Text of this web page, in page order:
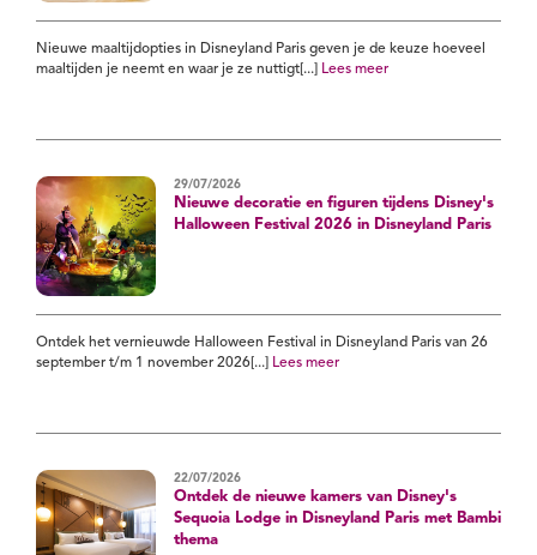
Nieuwe maaltijdopties in Disneyland Paris geven je de keuze hoeveel
maaltijden je neemt en waar je ze nuttigt[...]
Lees meer
29/07/2026
Nieuwe decoratie en figuren tijdens Disney's
Halloween Festival 2026 in Disneyland Paris
Ontdek het vernieuwde Halloween Festival in Disneyland Paris van 26
september t/m 1 november 2026[...]
Lees meer
22/07/2026
Ontdek de nieuwe kamers van Disney's
Sequoia Lodge in Disneyland Paris met Bambi
thema